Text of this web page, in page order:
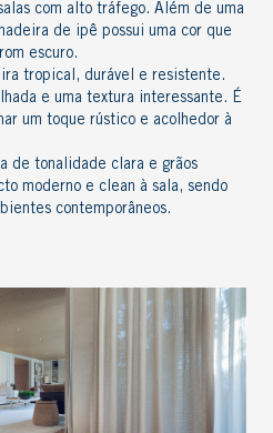
com alto tráfego. Além de uma
de ipê possui uma cor que
escuro.
tropical, durável e resistente.
e uma textura interessante. É
um toque rústico e acolhedor à
de tonalidade clara e grãos
moderno e clean à sala, sendo
contemporâneos.